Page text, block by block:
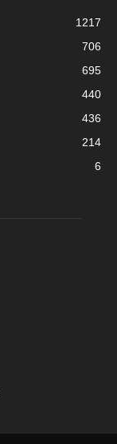
1217
706
695
440
436
214
6